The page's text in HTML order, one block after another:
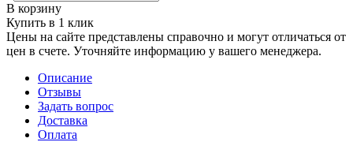
В корзину
Купить в 1 клик
Цены на сайте представлены справочно и могут отличаться от
цен в счете. Уточняйте информацию у вашего менеджера.
Описание
Отзывы
Задать вопрос
Доставка
Оплата